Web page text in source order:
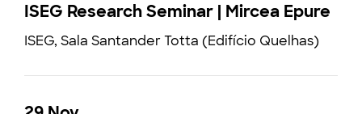
ISEG Research Seminar | Mircea Epure
ISEG, Sala Santander Totta (Edifício Quelhas)